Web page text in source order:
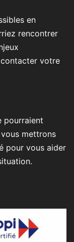
en
rencontrer
votre
pourraient
mettrons
pour vous aider